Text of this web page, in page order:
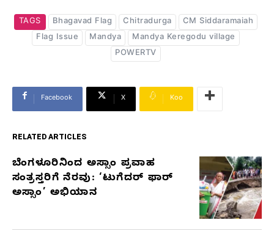
TAGS Bhagavad Flag Chitradurga
CM Siddaramaiah
Flag Issue
Mandya
Mandya Keregodu village
POWERTV
Facebook X Koo
RELATED ARTICLES
RELATED
ARTICLES
ಬೆಂಗಳೂರಿನಿಂದ ಅಸ್ಸಾಂ ಪ್ರವಾಹ
ಸಂತ್ರಸ್ತರಿಗೆ ನೆರವು: ‘ಟುಗೆದರ್ ಫಾರ್
ಅಸ್ಸಾಂ’ ಅಭಿಯಾನ